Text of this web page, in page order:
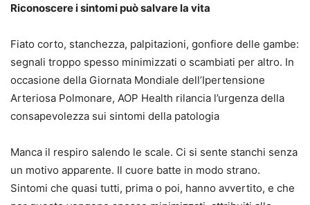
Riconoscere i sintomi può salvare la vita
Fiato corto, stanchezza, palpitazioni, gonfiore delle gambe:
segnali troppo spesso minimizzati o scambiati per altro. In
occasione della Giornata Mondiale dell’Ipertensione
Arteriosa Polmonare, AOP Health rilancia l’urgenza della
consapevolezza sui sintomi della patologia
Manca il respiro salendo le scale. Ci si sente stanchi senza
un motivo apparente. Il cuore batte in modo strano.
Sintomi che quasi tutti, prima o poi, hanno avvertito, e che